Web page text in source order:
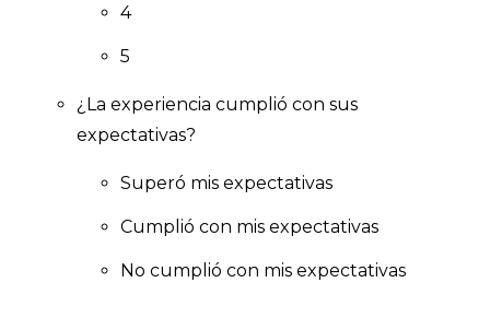
4
5
¿La experiencia cumplió con sus
expectativas?
Superó mis expectativas
Cumplió con mis expectativas
No cumplió con mis expectativas